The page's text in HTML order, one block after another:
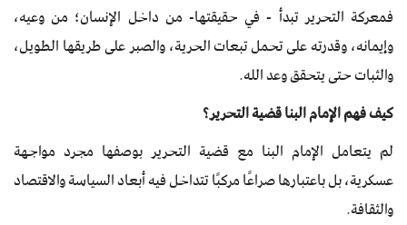
فمعركة التحرير تبدأ - في حقيقتها- من داخل الإنسان؛ من وعيه،
وإيمانه، وقدرته على تحمل تبعات الحرية، والصبر على طريقها الطويل،
والثبات حتى يتحقق وعد الله.
كيف فهم الإمام البنا قضية التحرير؟
لم يتعامل الإمام البنا مع قضية التحرير بوصفها مجرد مواجهة
عسكرية، بل باعتبارها صراعًا مركبًا تتداخل فيه أبعاد السياسة والاقتصاد
والثقافة.